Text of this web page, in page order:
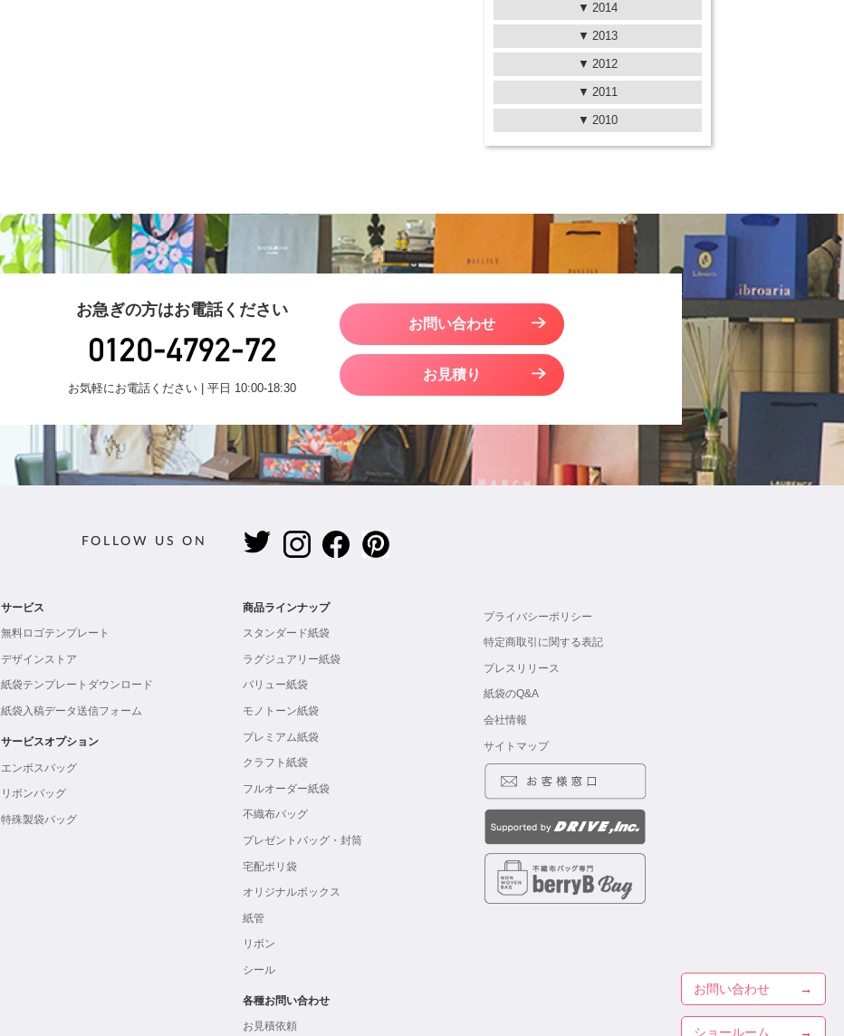
2014
2013
2012
2011
2010
お問い合わせ
ショールーム
お急ぎの方はお電話ください
お気軽にお電話ください | 平日 10:00-18:30
お問い合わせ
お見積り
FOLLOW US ON
サービス
無料ロゴテンプレート
デザインストア
紙袋テンプレートダウンロード
紙袋入稿データ送信フォーム
サービスオプション
エンボスバッグ
リボンバッグ
特殊製袋バッグ
商品ラインナップ
スタンダード紙袋
ラグジュアリー紙袋
バリュー紙袋
モノトーン紙袋
プレミアム紙袋
クラフト紙袋
フルオーダー紙袋
不織布バッグ
プレゼントバッグ・封筒
宅配ポリ袋
オリジナルボックス
紙管
リボン
シール
各種お問い合わせ
お見積依頼
プライバシーポリシー
特定商取引に関する表記
プレスリリース
紙袋のQ&A
会社情報
サイトマップ